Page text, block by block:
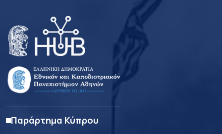
Παράρτημα Κύπρου